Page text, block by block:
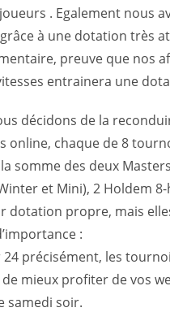
. Egalement nous
à une dotation très
preuve que nos
entrainera une
décidons de la
online, chaque de 8
la somme des deux
et Mini), 2 Holdem
dotation propre, mais
:
24 précisément, les
mieux profiter de vos
samedi soir.